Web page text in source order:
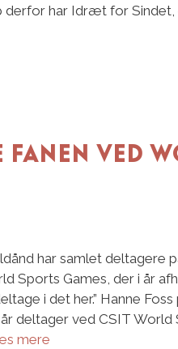
derfor har Idræt for Sindet,
fanen ved
har samlet deltagere
Sports Games, der i år
i det her.” Hanne
deltager ved CSIT
mere